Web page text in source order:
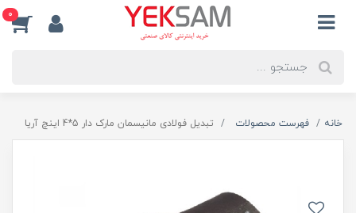
0
خانه فهرست محصولات تبدیل فولادی مانیسمان مارک دار 5*4 اینچ آریا